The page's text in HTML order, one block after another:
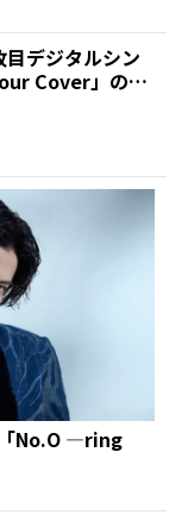
デジタルシン
Cover」のM
No.O ―ring